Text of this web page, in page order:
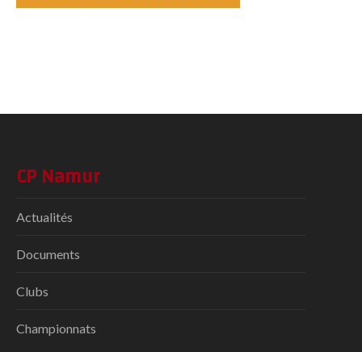
CP Namur
Actualités
Documents
Clubs
Championnats